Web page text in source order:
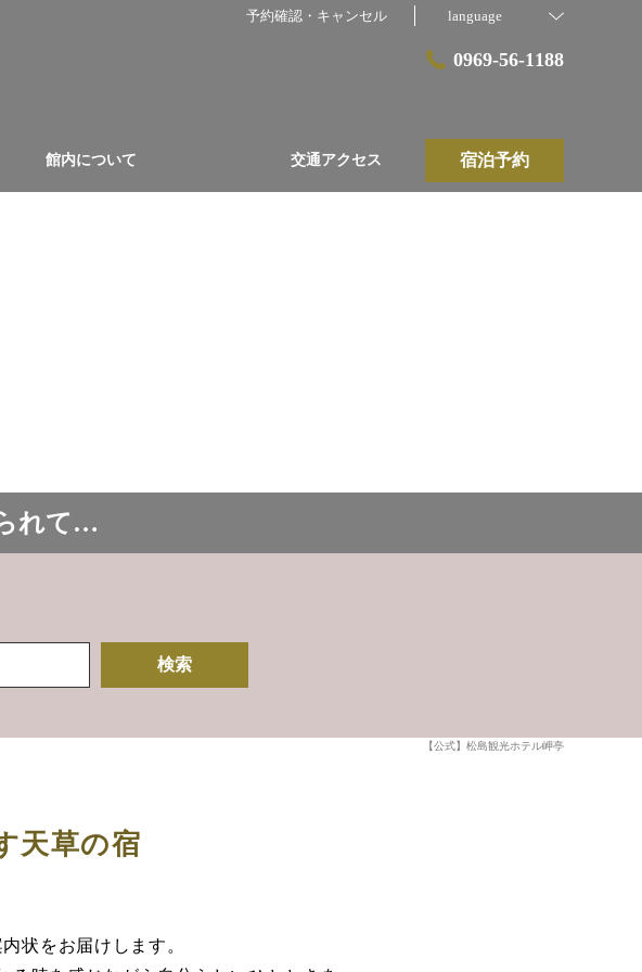
予約確認・キャンセル language
0969-56-1188
館内について 交通アクセス 宿泊予約
れて…
検索
【公式】松島観光ホテル岬亭
天草の宿
状をお届けします。